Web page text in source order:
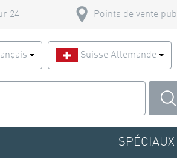
24 Points de vente
Suisse Allemande
SPÉCIAUX